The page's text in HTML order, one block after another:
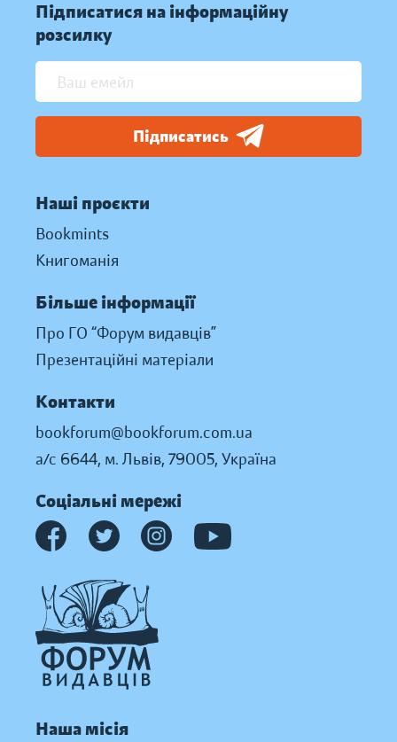
Підписатися на інформаційну
розсилку
Підписатись
Наші проєкти
Bookmints
Книгоманія
Більше інформації
Про ГО “Форум видавців”
Презентаційні матеріали
Контакти
bookforum@bookforum.com.ua
а/с 6644, м. Львів, 79005, Україна
Соціальні мережі
Наша місія